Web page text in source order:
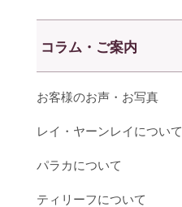
コラム・ご案内
お客様のお声・お写真
レイ・ヤーンレイについて
パラカについて
ティリーフについて